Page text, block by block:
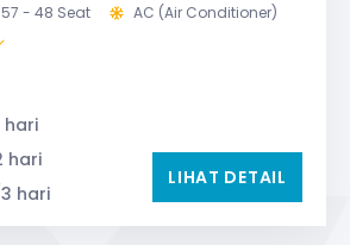
- 48 Seat
AC (Air Conditioner)
Windows Breaker, dll)
System
Water Dispenser
hari
hari
hari
LIHAT DETAIL